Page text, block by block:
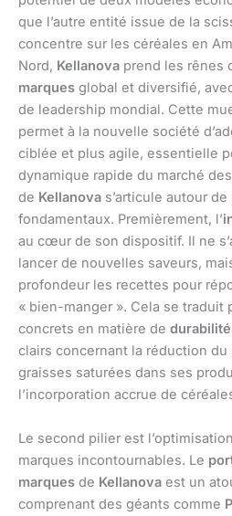
que l’autre entité issue de la
concentre sur les céréales en
Nord, Kellanova prend les rênes
marques global et diversifié,
de leadership mondial. Cette
permet à la nouvelle société
ciblée et plus agile, essentielle
dynamique rapide du marché des
de Kellanova s’articule autour
fondamentaux. Premièrement, l’
au cœur de son dispositif. Il ne
lancer de nouvelles saveurs,
profondeur les recettes pour
« bien-manger ». Cela se traduit
concrets en matière de durabilité
clairs concernant la réduction
graisses saturées dans ses
l’incorporation accrue de
Le second pilier est
marques incontournables. Le
marques de Kellanova est un
comprenant des géants comme